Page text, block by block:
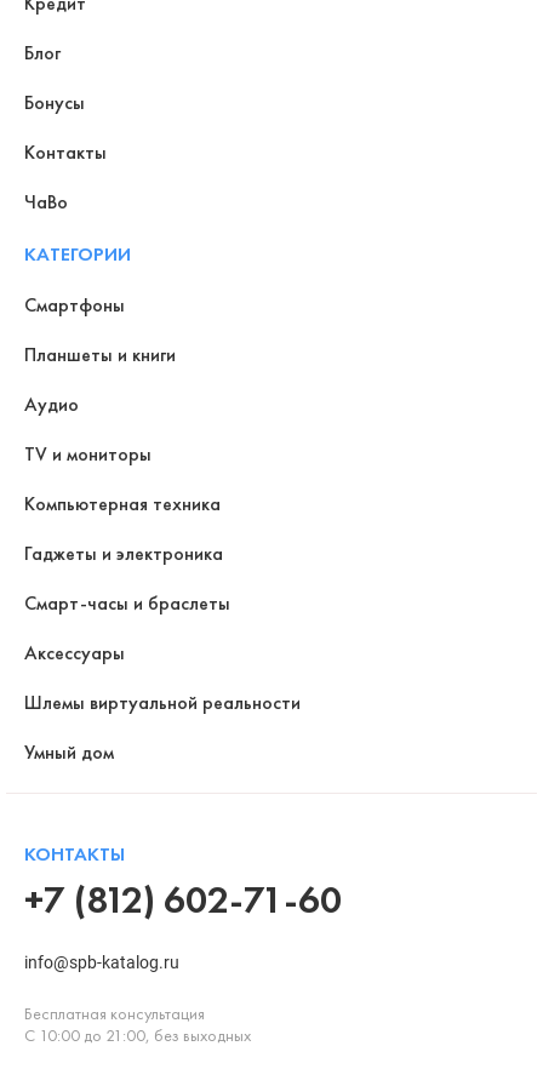
Блог
Бонусы
Контакты
ЧаВо
КАТЕГОРИИ
Смартфоны
Планшеты и книги
Аудио
TV и мониторы
Компьютерная техника
Гаджеты и электроника
Смарт-часы и браслеты
Аксессуары
Шлемы виртуальной реальности
Умный дом
КОНТАКТЫ
+7 (812) 602-71-60
info@spb-katalog.ru
Бесплатная консультация
С 10:00 до 21:00, без выходных